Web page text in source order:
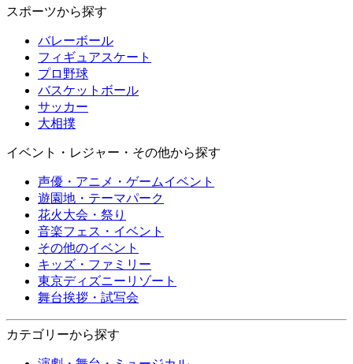
スポーツから探す
バレーボール
フィギュアスケート
プロ野球
バスケットボール
サッカー
大相撲
イベント・レジャー・その他から探す
声優・アニメ・ゲームイベント
遊園地・テーマパーク
花火大会・祭り
音楽フェス・イベント
その他のイベント
キッズ・ファミリー
東京ディズニーリゾート
舞台挨拶・試写会
カテゴリーから探す